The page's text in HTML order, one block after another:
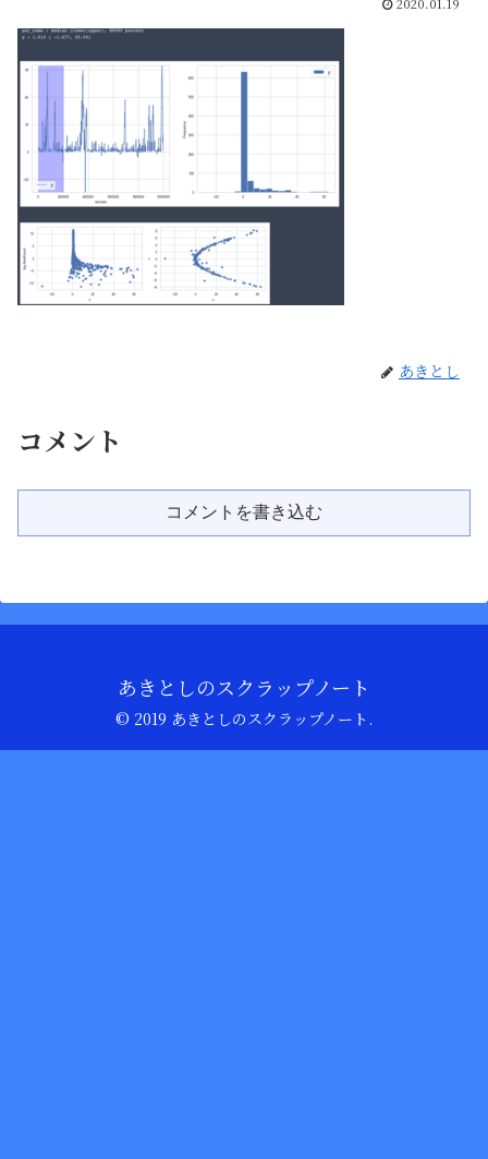
2020.01.19
あきとし
コメント
コメントを書き込む
あきとしのスクラップノート
© 2019 あきとしのスクラップノート.